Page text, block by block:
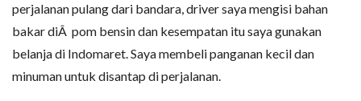
perjalanan pulang dari bandara, driver saya mengisi bahan
bakar diÂ pom bensin dan kesempatan itu saya gunakan
belanja di Indomaret. Saya membeli panganan kecil dan
minuman untuk disantap di perjalanan.